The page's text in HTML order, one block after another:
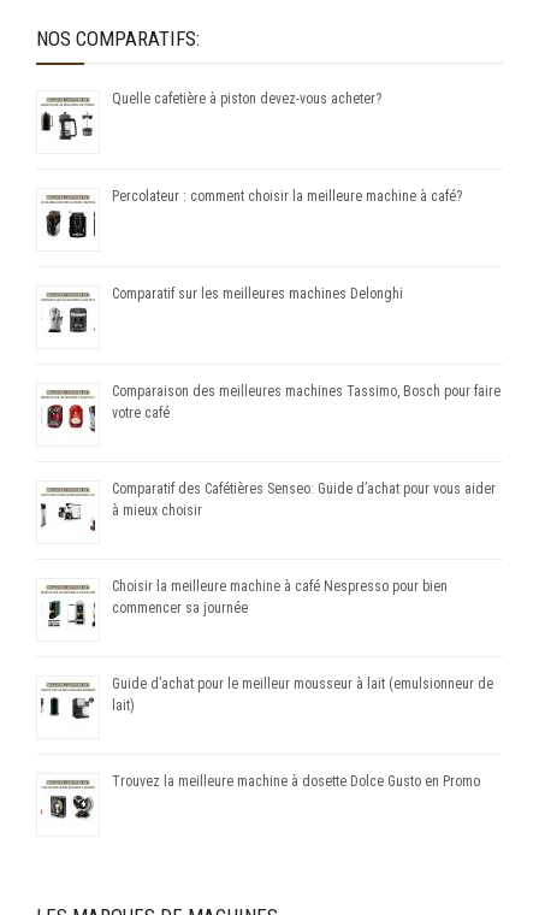
NOS COMPARATIFS:
Quelle cafetière à piston devez-vous acheter?
Percolateur : comment choisir la meilleure machine à café?
Comparatif sur les meilleures machines Delonghi
Comparaison des meilleures machines Tassimo, Bosch pour faire
votre café
Comparatif des Cafétières Senseo: Guide d’achat pour vous aider
à mieux choisir
Choisir la meilleure machine à café Nespresso pour bien
commencer sa journée
Guide d’achat pour le meilleur mousseur à lait (emulsionneur de
lait)
Trouvez la meilleure machine à dosette Dolce Gusto en Promo